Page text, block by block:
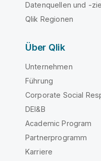
Datenquellen und -
Qlik Regionen
Über Qlik
Unternehmen
Führung
Corporate Social
DEI&B
Academic Program
Partnerprogramm
Karriere